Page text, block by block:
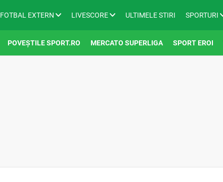
FOTBAL EXTERN LIVESCORE ULTIMELE STIRI SPORTURI
POVEȘTILE SPORT.RO MERCATO SUPERLIGA SPORT EROI